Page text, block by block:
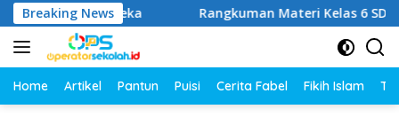
Langsung
ke
konten
Breaking News
Merdeka Rangkuman Materi Kelas 6 SD Semester 1
Home Artikel Pantun Puisi Cerita Fabel Fikih Islam